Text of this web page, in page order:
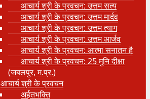
आचार्य श्री के प्रवचन: उत्तम सत्य
आचार्य श्री के प्रवचन: उत्तम मार्दव
आचार्य श्री के प्रवचन: उत्तम त्याग
आचार्य श्री के प्रवचन: उत्तम आर्जव
आचार्य श्री के प्रवचन: आत्मा सनातन है
आचार्य श्री के प्रवचन: 25 मुनि दीक्षा
(जबलपुर, म.प्र.)
आचार्य श्री के प्रवचन
अर्हतभक्ति